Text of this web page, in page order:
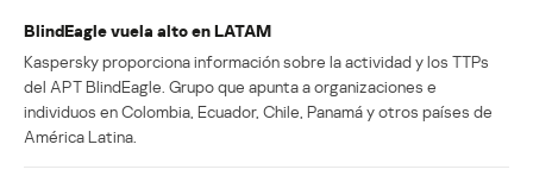
BlindEagle vuela alto en LATAM
Kaspersky proporciona información sobre la actividad y los TTPs
del APT BlindEagle. Grupo que apunta a organizaciones e
individuos en Colombia, Ecuador, Chile, Panamá y otros países de
América Latina.